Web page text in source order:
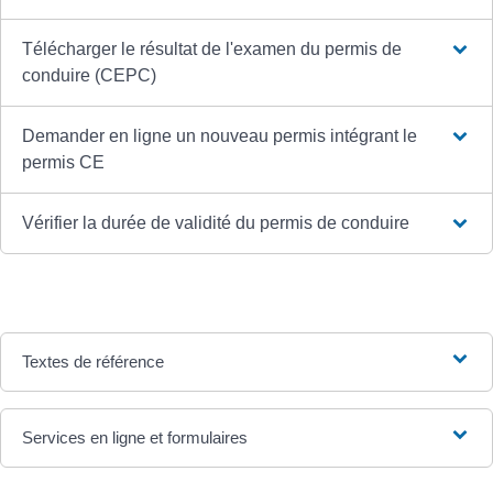
Télécharger le résultat de l'examen du permis de
conduire (CEPC)
Demander en ligne un nouveau permis intégrant le
permis CE
Vérifier la durée de validité du permis de conduire
Textes de référence
Services en ligne et formulaires